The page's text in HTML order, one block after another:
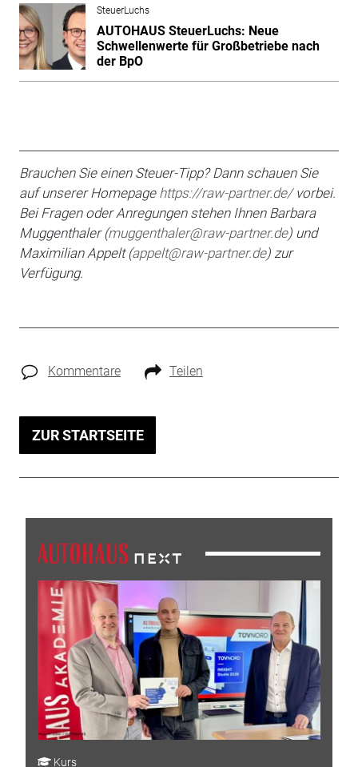
SteuerLuchs
AUTOHAUS SteuerLuchs: Neue
Schwellenwerte für Großbetriebe nach
der BpO
Brauchen Sie einen Steuer-Tipp? Dann schauen Sie
auf unserer Homepage https://raw-partner.de/vorbei.
Bei Fragen oder An­regungen stehen Ihnen Barbara
Muggenthaler (muggenthaler@raw-partner.de) und
Maximilian Appelt (appelt@raw-partner.de) zur
Verfügung.
Kommentare Teilen
ZUR STARTSEITE
Kurs